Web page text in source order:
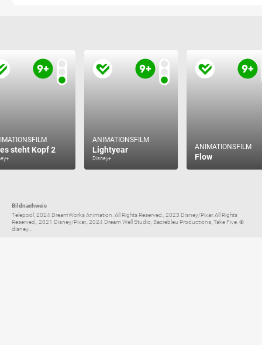
steht Kopf 2
ANIMATIONSFILM
Lightyear
Disney+
ANIMATIONSFILM
Flow
Bildnachweis
Telepool, 2024 DreamWorks Animation. All Rights Reserved., 2023 Disney/Pixar. All Rights
Reserved., 2021 Disney/Pixar., 2024 Dream Well Studio, Sacrebleu Productions, Take Five, ©
disney...